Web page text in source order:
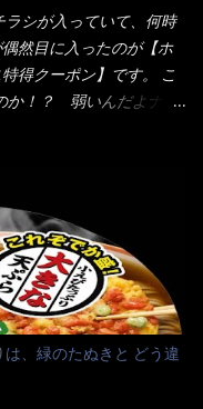
身で熱を加えてもへた
るとダラーっとなるん
良いバランスで・・・
...
ねぇ～（このスプーン
したが、まずまずの美
くい上げ力の良さを再
シが入っていて、何時
然目に入ったのが【ホ
得クーポン】です。 こ
か！？ 弱いんだよナァ
スには行きません。 最
いです。（肉が喰いた
進み、店員さんもフロ
それに注文はタッチパ
ロア担当だけでも5人は
呼ぶピンポンを・・・ク
チパネルで～と教えて
を受け付けない！！ 店
、緑のたぬきと どう違